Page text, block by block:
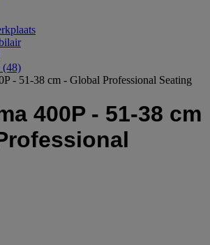
(48)
- 51-38 cm - Global Professional Seating
400P - 51-38 cm